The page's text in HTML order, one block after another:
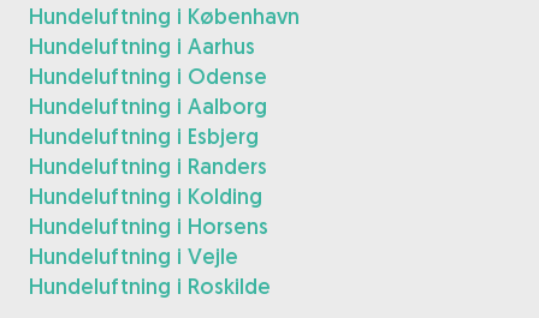
Hundeluftning i København
Hundeluftning i Aarhus
Hundeluftning i Odense
Hundeluftning i Aalborg
Hundeluftning i Esbjerg
Hundeluftning i Randers
Hundeluftning i Kolding
Hundeluftning i Horsens
Hundeluftning i Vejle
Hundeluftning i Roskilde